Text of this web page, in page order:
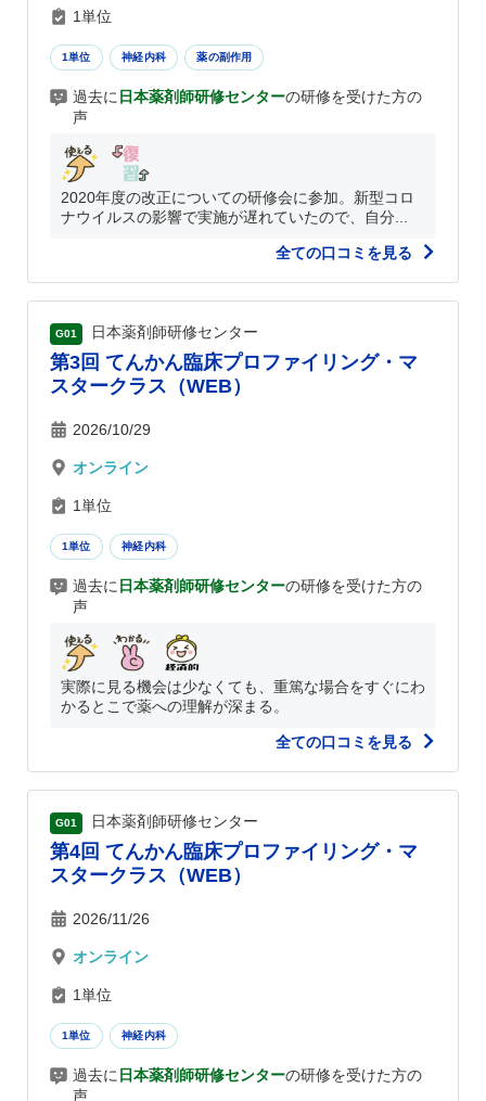
1単位
1単位 神経内科 薬の副作用
過去に 日本薬剤師研修センターの研修を受けた方の
声
2020年度の改正についての研修会に参加。新型コロ
ナウイルスの影響で実施が遅れていたので、自分...
全ての口コミを見る
G01 日本薬剤師研修センター
第3回 てんかん臨床プロファイリング・マ
スタークラス（WEB）
2026/10/29
オンライン
1単位
1単位 神経内科
過去に 日本薬剤師研修センターの研修を受けた方の
声
実際に見る機会は少なくても、重篤な場合をすぐにわ
かるとこで薬への理解が深まる。
全ての口コミを見る
G01 日本薬剤師研修センター
第4回 てんかん臨床プロファイリング・マ
スタークラス（WEB）
2026/11/26
オンライン
1単位
1単位 神経内科
過去に 日本薬剤師研修センターの研修を受けた方の
声